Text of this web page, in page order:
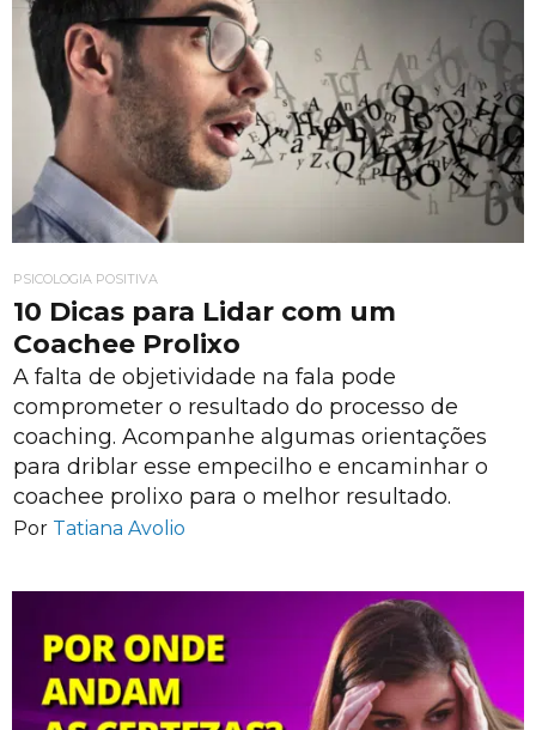
PSICOLOGIA POSITIVA
10 Dicas para Lidar com um
Coachee Prolixo
A falta de objetividade na fala pode
comprometer o resultado do processo de
coaching. Acompanhe algumas orientações
para driblar esse empecilho e encaminhar o
coachee prolixo para o melhor resultado.
Por Tatiana Avolio